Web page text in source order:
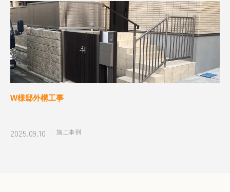
W様邸外構工事
2025.09.10 施工事例